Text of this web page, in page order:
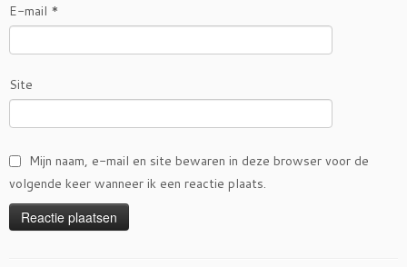
E-mail *
Site
Mijn naam, e-mail en site bewaren in deze browser voor de
volgende keer wanneer ik een reactie plaats.